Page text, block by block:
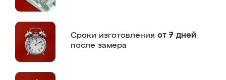
Сроки изготовления от 7 дней
после замера